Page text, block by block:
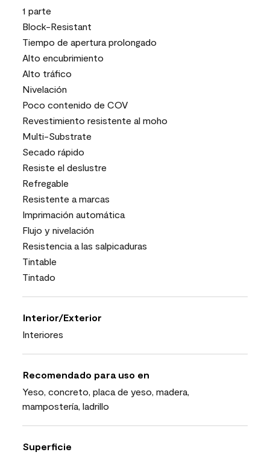
1 parte
Block-Resistant
Tiempo de apertura prolongado
Alto encubrimiento
Alto tráfico
Nivelación
Poco contenido de COV
Revestimiento resistente al moho
Multi-Substrate
Secado rápido
Resiste el deslustre
Refregable
Resistente a marcas
Imprimación automática
Flujo y nivelación
Resistencia a las salpicaduras
Tintable
Tintado
Interior/Exterior
Interiores
Recomendado para uso en
Yeso, concreto, placa de yeso, madera,
mampostería, ladrillo
Superficie